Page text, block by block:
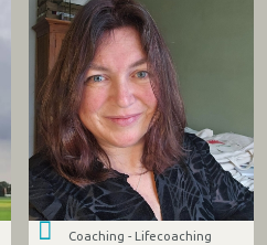
Coaching - Lifecoaching